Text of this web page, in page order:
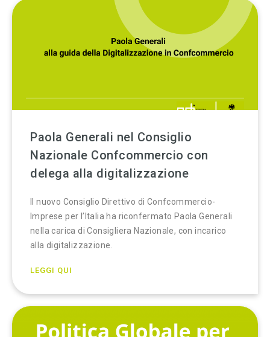
Paola Generali nel Consiglio
Nazionale Confcommercio con
delega alla digitalizzazione
Il nuovo Consiglio Direttivo di Confcommercio-
Imprese per l’Italia ha riconfermato Paola Generali
nella carica di Consigliera Nazionale, con incarico
alla digitalizzazione.
LEGGI QUI